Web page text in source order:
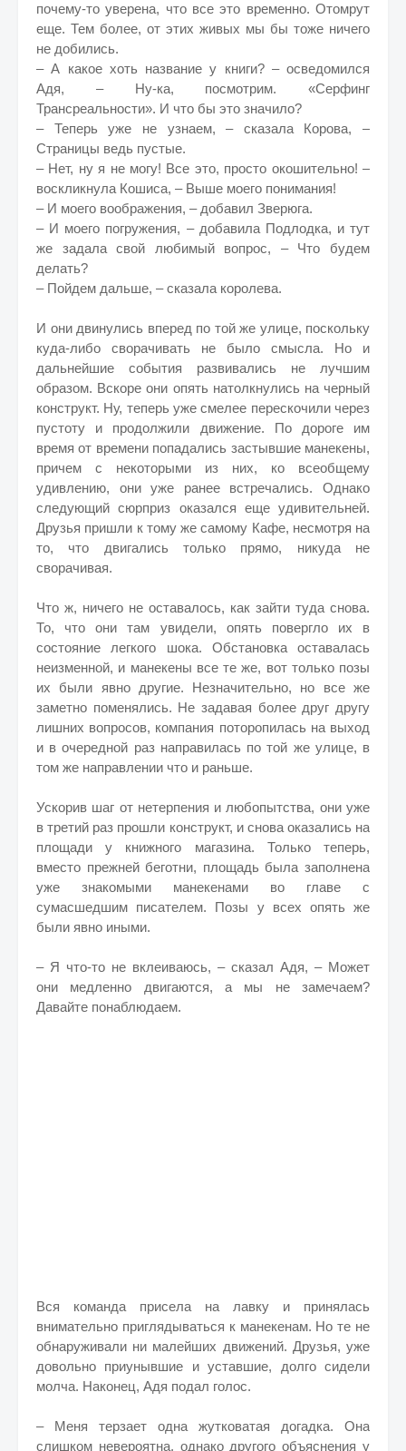
почему-то уверена, что все это временно. Отомрут
еще. Тем более, от этих живых мы бы тоже ничего
не добились.
– А какое хоть название у книги? – осведомился
Адя, – Ну-ка, посмотрим. «Серфинг
Трансреальности». И что бы это значило?
– Теперь уже не узнаем, – сказала Корова, –
Страницы ведь пустые.
– Нет, ну я не могу! Все это, просто окошительно! –
воскликнула Кошиса, – Выше моего понимания!
– И моего воображения, – добавил Зверюга.
– И моего погружения, – добавила Подлодка, и тут
же задала свой любимый вопрос, – Что будем
делать?
– Пойдем дальше, – сказала королева.
И они двинулись вперед по той же улице, поскольку
куда-либо сворачивать не было смысла. Но и
дальнейшие события развивались не лучшим
образом. Вскоре они опять натолкнулись на черный
конструкт. Ну, теперь уже смелее перескочили через
пустоту и продолжили движение. По дороге им
время от времени попадались застывшие манекены,
причем с некоторыми из них, ко всеобщему
удивлению, они уже ранее встречались. Однако
следующий сюрприз оказался еще удивительней.
Друзья пришли к тому же самому Кафе, несмотря на
то, что двигались только прямо, никуда не
сворачивая.
Что ж, ничего не оставалось, как зайти туда снова.
То, что они там увидели, опять повергло их в
состояние легкого шока. Обстановка оставалась
неизменной, и манекены все те же, вот только позы
их были явно другие. Незначительно, но все же
заметно поменялись. Не задавая более друг другу
лишних вопросов, компания поторопилась на выход
и в очередной раз направилась по той же улице, в
том же направлении что и раньше.
Ускорив шаг от нетерпения и любопытства, они уже
в третий раз прошли конструкт, и снова оказались на
площади у книжного магазина. Только теперь,
вместо прежней беготни, площадь была заполнена
уже знакомыми манекенами во главе с
сумасшедшим писателем. Позы у всех опять же
были явно иными.
– Я что-то не вклеиваюсь, – сказал Адя, – Может
они медленно двигаются, а мы не замечаем?
Давайте понаблюдаем.
Вся команда присела на лавку и принялась
внимательно приглядываться к манекенам. Но те не
обнаруживали ни малейших движений. Друзья, уже
довольно приунывшие и уставшие, долго сидели
молча. Наконец, Адя подал голос.
– Меня терзает одна жутковатая догадка. Она
слишком невероятна, однако другого объяснения у